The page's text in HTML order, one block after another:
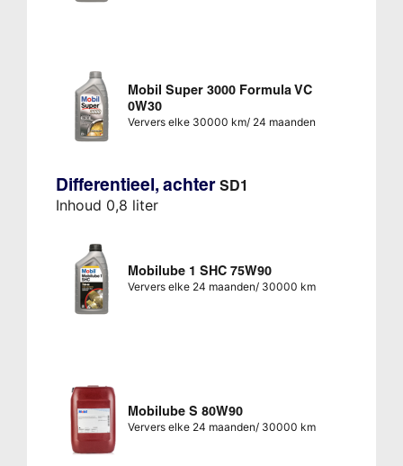
Mobil Super 3000 Formula VC
0W30
Ververs elke 30000 km/ 24 maanden
Differentieel, achter SD1
Inhoud 0,8 liter
Mobilube 1 SHC 75W90
Ververs elke 24 maanden/ 30000 km
Mobilube S 80W90
Ververs elke 24 maanden/ 30000 km